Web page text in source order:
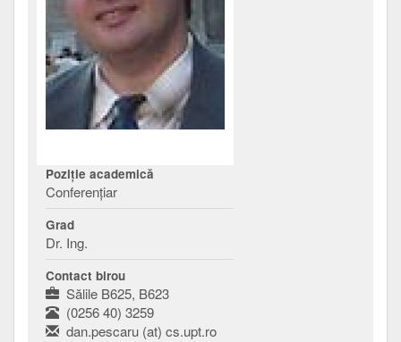
Poziţie academică
Conferenţiar
Grad
Dr. Ing.
Contact birou
Sălile B625, B623
(0256 40) 3259
dan.pescaru (at) cs.upt.ro